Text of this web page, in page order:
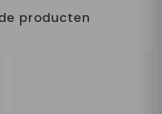
producten